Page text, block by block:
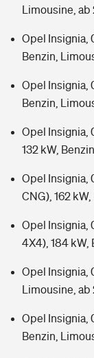
Limousine, ab
Opel Insignia,
Benzin,
Opel Insignia,
Benzin,
Opel Insignia,
132 kW,
Opel Insignia,
CNG), 162
Opel Insignia,
4X4), 184 kW,
Opel Insignia,
Limousine, ab
Opel Insignia,
Benzin,